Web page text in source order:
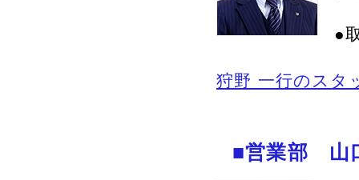
●
狩野 一行のスタ
■営業部 山